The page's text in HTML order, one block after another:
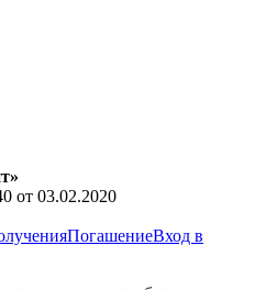
от 03.02.2020
ПогашениеВход в